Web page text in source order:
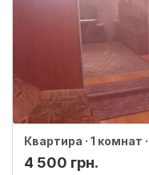
Квартира · 1 комнат
4 500 грн.